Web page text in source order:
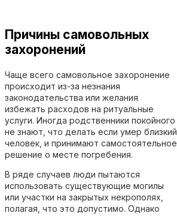
Причины самовольных
захоронений
Чаще всего самовольное захоронение
происходит из-за незнания
законодательства или желания
избежать расходов на ритуальные
услуги. Иногда родственники покойного
не знают, что делать если умер близкий
человек, и принимают самостоятельное
решение о месте погребения.
В ряде случаев люди пытаются
использовать существующие могилы
или участки на закрытых некрополях,
полагая, что это допустимо. Однако